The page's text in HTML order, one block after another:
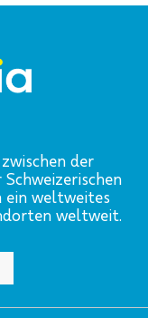
der
ein weltweites
weltweit.